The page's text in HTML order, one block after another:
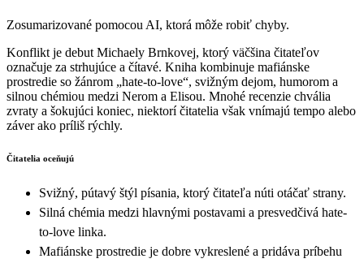
Zosumarizované pomocou AI, ktorá môže robiť chyby.
Konflikt je debut Michaely Brnkovej, ktorý väčšina čitateľov
označuje za strhujúce a čítavé. Kniha kombinuje mafiánske
prostredie so žánrom „hate-to-love“, svižným dejom, humorom a
silnou chémiou medzi Nerom a Elisou. Mnohé recenzie chvália
zvraty a šokujúci koniec, niektorí čitatelia však vnímajú tempo alebo
záver ako príliš rýchly.
Čitatelia oceňujú
Svižný, pútavý štýl písania, ktorý čitateľa núti otáčať strany.
Silná chémia medzi hlavnými postavami a presvedčivá hate-
to-love linka.
Mafiánske prostredie je dobre vykreslené a pridáva príbehu